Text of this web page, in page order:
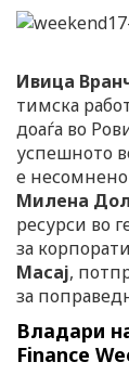
Ивица
тимска
доаѓа во
успешното
е
Милена
ресурси во
за
Масај,
за
Владари
Finance